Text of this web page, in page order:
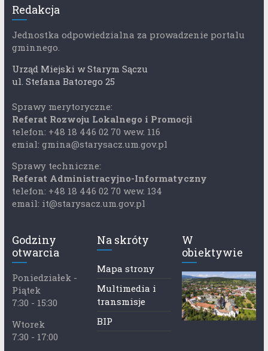
Redakcja
Jednostka odpowiedzialna za prowadzenie portalu
gminnego.
Urząd Miejski w Starym Sączu
ul. Stefana Batorego 25
Sprawy merytoryczne:
Referat Rozwoju Lokalnego i Promocji
telefon: +48 18 446 02 70 wew. 116
emial: gmina@starysacz.um.gov.pl
Sprawy techniczne:
Referat Administracyjno-Informatyczny
telefon: +48 18 446 02 70 wew. 134
email: it@starysacz.um.gov.pl
Godziny
otwarcia
Poniedziałek -
Piątek
7:30 - 15:30
Wtorek
7:30 - 17:00
Na skróty
Mapa strony
Multimedia i
transmisje
BIP
W
obiektywie